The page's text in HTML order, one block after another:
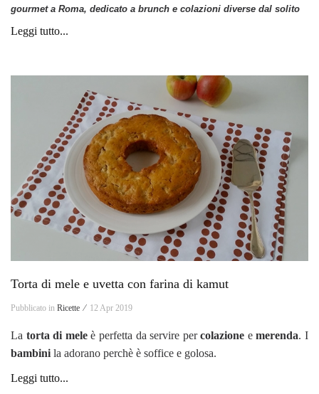
gourmet a Roma, dedicato a brunch e colazioni diverse dal solito
Leggi tutto...
Torta di mele e uvetta con farina di kamut
Pubblicato in Ricette ⁄ 12 Apr 2019
La torta di meleè perfetta da servire percolazione emerenda. I
bambini la adorano perchè è soffice e golosa.
Leggi tutto...